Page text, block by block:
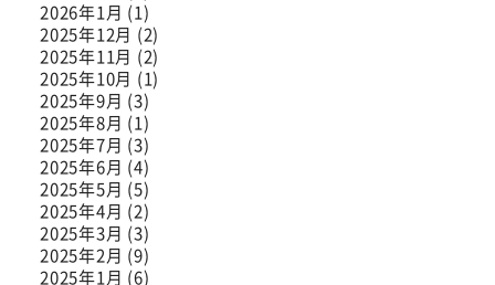
2026年1月 (1)
2025年12月 (2)
2025年11月 (2)
2025年10月 (1)
2025年9月 (3)
2025年8月 (1)
2025年7月 (3)
2025年6月 (4)
2025年5月 (5)
2025年4月 (2)
2025年3月 (3)
2025年2月 (9)
2025年1月 (6)